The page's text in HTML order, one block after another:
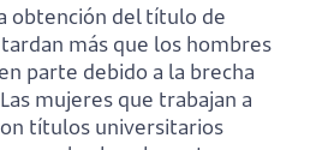
obtención del título de
más que los hombres
parte debido a la brecha
mujeres que trabajan a
títulos universitarios